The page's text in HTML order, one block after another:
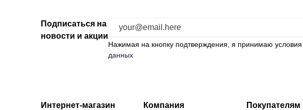
Подписаться на
новости и акции
Нажимая на кнопку подтверждения, я принимаю условия
данных
Интернет-магазин Компания Покупателям